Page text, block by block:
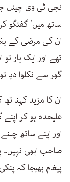
نجی ٹی وی چینل
ساتھ میں‘ گفتگو
ان کی مرضی کے
تھے اور ایک بار
گھر سے نکلوا دیا
ان کا مزید کہنا
علیحدہ ہو کر
اور اپنے ساتھ
صاحب ابھی نہیں۔
پیغام بھیجا کہ